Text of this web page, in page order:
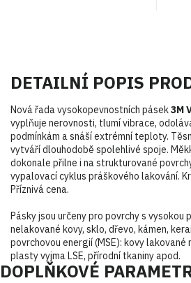
DETAILNÍ POPIS
Nová řada vysokopevnostních pásek3M
vyplňuje nerovnosti, tlumí vibrace,
podmínkám a snáší extrémní teploty.
vytváří dlouhodobě spolehlivé spoje.
dokonale přilne i na strukturované
vypalovací cyklus práškového lakování.
Příznivá cena.
Pásky jsou určeny pro povrchy s vysokou
nelakované kovy, sklo, dřevo, kámen,
povrchovou energií (MSE): kovy lakované
plasty vyjma LSE, přírodní tkaniny apod.
DOPLŇKOVÉ